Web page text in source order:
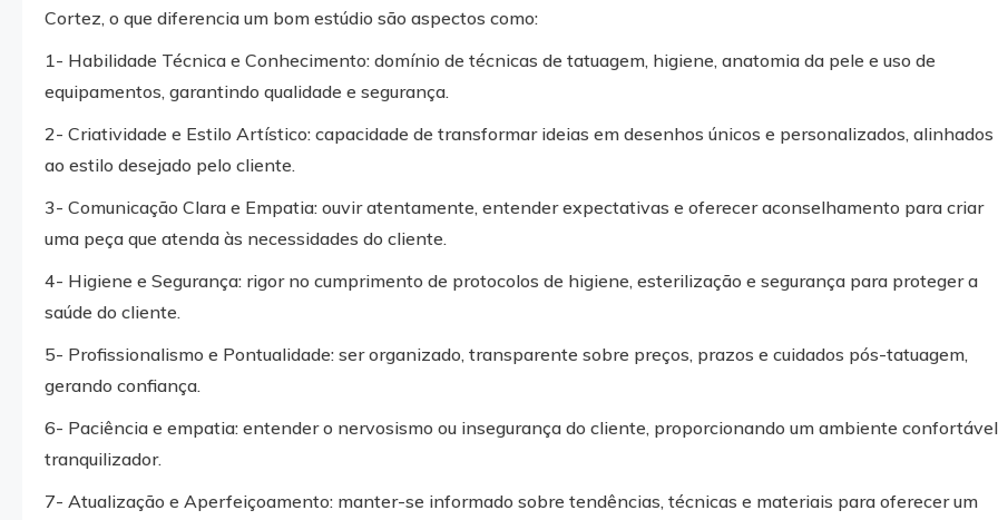
Cortez, o que diferencia um bom estúdio são aspectos como:
1- Habilidade Técnica e Conhecimento: domínio de técnicas de tatuagem, higiene, anatomia da pele e uso de
equipamentos, garantindo qualidade e segurança.
2- Criatividade e Estilo Artístico: capacidade de transformar ideias em desenhos únicos e personalizados, alinhados
ao estilo desejado pelo cliente.
3- Comunicação Clara e Empatia: ouvir atentamente, entender expectativas e oferecer aconselhamento para criar
uma peça que atenda às necessidades do cliente.
4- Higiene e Segurança: rigor no cumprimento de protocolos de higiene, esterilização e segurança para proteger a
saúde do cliente.
5- Profissionalismo e Pontualidade: ser organizado, transparente sobre preços, prazos e cuidados pós-tatuagem,
gerando confiança.
6- Paciência e empatia: entender o nervosismo ou insegurança do cliente, proporcionando um ambiente
tranquilizador.
7- Atualização e Aperfeiçoamento: manter-se informado sobre tendências, técnicas e materiais para oferecer um